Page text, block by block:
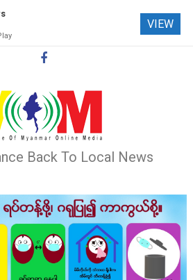
Back To Local News
VIEW